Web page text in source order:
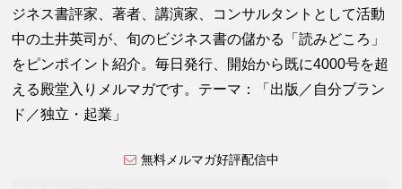
ジネス書評家、著者、講演家、コンサルタントとして活動
中の土井英司が、旬のビジネス書の儲かる「読みどころ」
をピンポイント紹介。毎日発行、開始から既に4000号を超
える殿堂入りメルマガです。テーマ：「出版／自分ブラン
ド／独立・起業」
無料メルマガ好評配信中